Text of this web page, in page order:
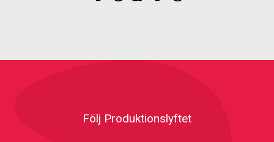
Följ Produktionslyftet